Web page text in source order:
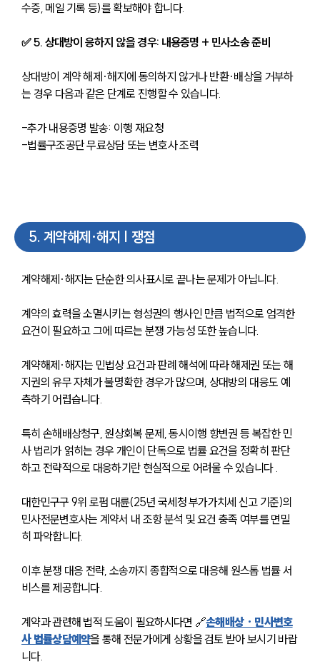
수증, 메일 기록 등)를 확보해야 합니다.
✅ 5. 상대방이 응하지 않을 경우: 내용증명 + 민사소송 준비
상대방이 계약 해제·해지에 동의하지 않거나 반환·배상을 거부하
는 경우 다음과 같은 단계로 진행할 수 있습니다.
-추가 내용증명 발송: 이행 재요청
-법률구조공단 무료상담 또는 변호사 조력
5. 계약해제·해지 | 쟁점
계약해제·해지는 단순한 의사표시로 끝나는 문제가 아닙니다.
계약의 효력을 소멸시키는 형성권의 행사인 만큼 법적으로 엄격한
요건이 필요하고 그에 따르는 분쟁 가능성 또한 높습니다.
계약해제·해지는 민법상 요건과 판례 해석에 따라 해제권 또는 해
지권의 유무 자체가 불명확한 경우가 많으며, 상대방의 대응도 예
측하기 어렵습니다.
특히 손해배상청구, 원상회복 문제, 동시이행 항변권 등 복잡한 민
사 법리가 얽히는 경우 개인이 단독으로 법률 요건을 정확히 판단
하고 전략적으로 대응하기란 현실적으로 어려울 수 있습니다 .
대한민구구 9위 로펌 대륜(25년 국세청 부가가치세 신고 기준)의
민사전문변호사는 계약서 내 조항 분석 및 요건 충족 여부를 면밀
히 파악합니다.
이후 분쟁 대응 전략, 소송까지 종합적으로 대응해 원스톱 법률 서
비스를 제공합니다.
계약과 관련해 법적 도움이 필요하시다면 🔗손해배상 · 민사변호
사 법률상담예약을 통해 전문가에게 상황을 검토 받아 보시기 바랍
니다.